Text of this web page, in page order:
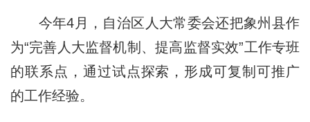
今年4月，自治区人大常委会还把象州县作
为“完善人大监督机制、提高监督实效”工作专班
的联系点，通过试点探索，形成可复制可推广
的工作经验。